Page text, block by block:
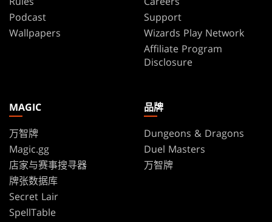
Podcast
Wallpapers
Support
Wizards Play Network
Affiliate Program
Disclosure
MAGIC
万智牌
Magic.gg
店家与赛事搜寻器
牌张数据库
Secret Lair
SpellTable
品牌
Dungeons & Dragons
Duel Masters
万智牌